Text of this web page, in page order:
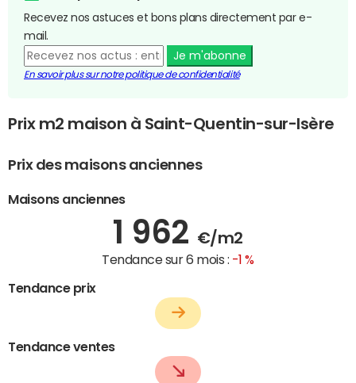
Recevez nos astuces et bons plans directement par e-
mail.
Je m'abonne
En savoir plus sur notre politique de confidentialité
Prix m2 maison à Saint-Quentin-sur-Isère
Prix des maisons anciennes
Maisons anciennes
1 962 €/m2
Tendance sur 6 mois : -1 %
Tendance prix
Tendance ventes